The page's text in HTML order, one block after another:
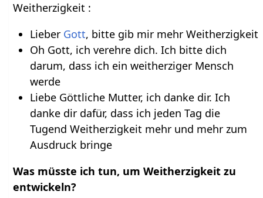
Weitherzigkeit :
Lieber Gott, bitte gib mir mehr Weitherzigkeit
Oh Gott, ich verehre dich. Ich bitte dich
darum, dass ich ein weitherziger Mensch
werde
Liebe Göttliche Mutter, ich danke dir. Ich
danke dir dafür, dass ich jeden Tag die
Tugend Weitherzigkeit mehr und mehr zum
Ausdruck bringe
Was müsste ich tun, um Weitherzigkeit zu
entwickeln?